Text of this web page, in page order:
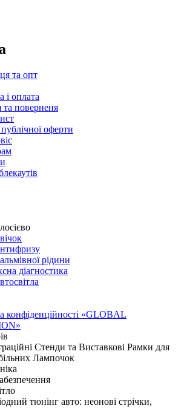
та опт
і оплата
та поверненя
оферти
рідини
діагностика
конфіденційності «GLOBAL
Стенди та Виставкові Рамки для
Лампочок
тюнінг авто: неонові стрічки,